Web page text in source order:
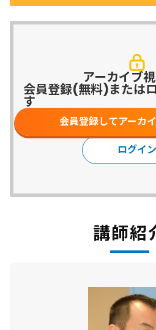
アーカイブ
会員登録(無料)または
す
会員登録してアーカ
ログイン
講師紹